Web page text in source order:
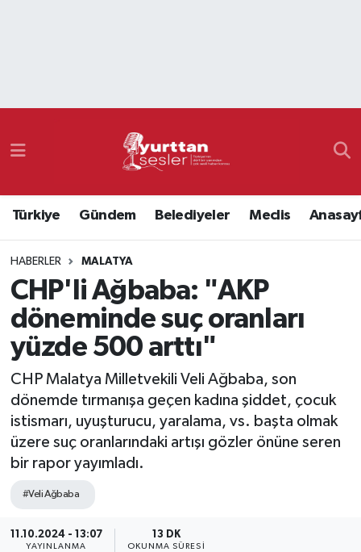
Türkiye Gündem Belediyeler Meclis
HABERLER MALATYA
CHP'li Ağbaba: "AKP
döneminde suç oranları
yüzde 500 arttı"
CHP Malatya Milletvekili Veli Ağbaba, son
dönemde tırmanışa geçen kadına şiddet, çocuk
istismarı, uyuşturucu, yaralama, vs. başta olmak
üzere suç oranlarındaki artışı gözler önüne seren
bir rapor yayımladı.
#Veli Ağbaba
11.10.2024 - 13:07
YAYINLANMA
13 DK
OKUNMA SÜRESI
Namaz Vakitleri
Süper Lig Puan Durumu ve Fikstür
Tüm Manşetler
Son Dakika Haberleri
Haber Arşivi